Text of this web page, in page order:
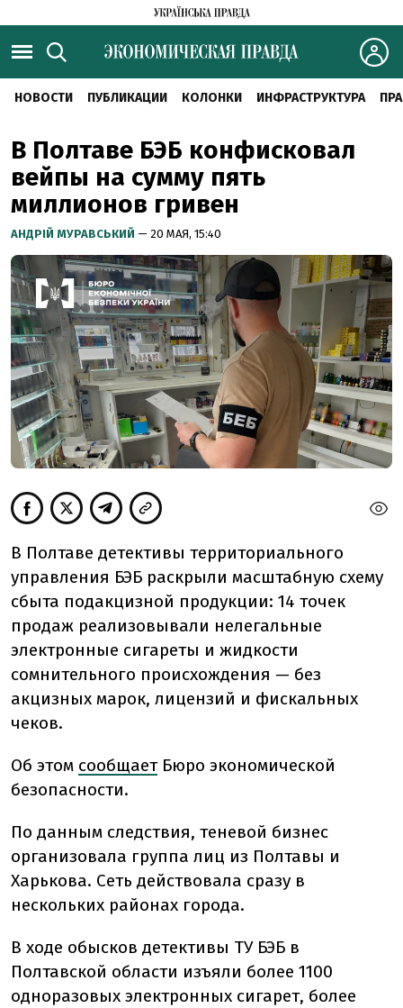
НОВОСТИ ПУБЛИКАЦИИ КОЛОНКИ ИНФРАСТРУКТУРА
В Полтаве БЭБ конфисковал
вейпы на сумму пять
миллионов гривен
АНДРІЙ МУРАВСЬКИЙ — 20 МАЯ, 15:40
В Полтаве детективы территориального
управления БЭБ раскрыли масштабную схему
сбыта подакцизной продукции: 14 точек
продаж реализовывали нелегальные
электронные сигареты и жидкости
сомнительного происхождения — без
акцизных марок, лицензий и фискальных
чеков.
Об этом сообщает Бюро экономической
безопасности.
По данным следствия, теневой бизнес
организовала группа лиц из Полтавы и
Харькова. Сеть действовала сразу в
нескольких районах города.
В ходе обысков детективы ТУ БЭБ в
Полтавской области изъяли более 1100
одноразовых электронных сигарет, более